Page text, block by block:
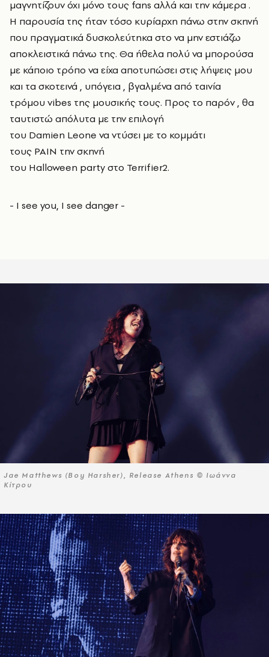
μαγνητίζουν όχι μόνο τους fans αλλά και την κάμερα .
Η παρουσία της ήταν τόσο κυρίαρχη πάνω στην σκηνή
που πραγματικά δυσκολεύτηκα στο να μην εστιάζω
αποκλειστικά πάνω της. Θα ήθελα πολύ να μπορούσα
με κάποιο τρόπο να είχα αποτυπώσει στις λήψεις μου
και τα σκοτεινά , υπόγεια , βγαλμένα από ταινία
τρόμου vibes της μουσικής τους. Προς το παρόν , θα
ταυτιστώ απόλυτα με την επιλογή
του Damien Leone να ντύσει με το κομμάτι
τους PAIN την σκηνή
του Halloween party στο Terrifier2.
- I see you, I see danger -
Jae Matthews (Boy Harsher), Release Athens © Ιωάννα
Κίτρου